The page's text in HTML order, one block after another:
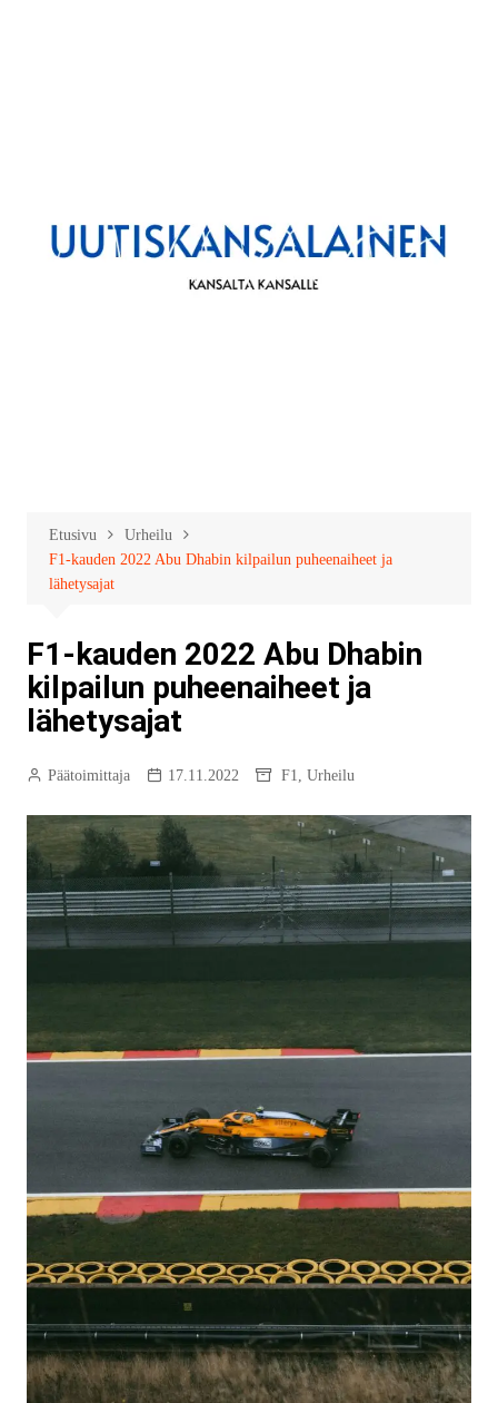
Etusivu
Urheilu
F1-kauden 2022 Abu Dhabin kilpailun puheenaiheet ja
lähetysajat
F1-kauden 2022 Abu Dhabin
kilpailun puheenaiheet ja
lähetysajat
Päätoimittaja 17.11.2022 F1, Urheilu